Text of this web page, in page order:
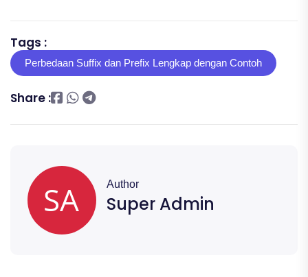
Tags :
Perbedaan Suffix dan Prefix Lengkap dengan Contoh
Share :
Author
Super Admin